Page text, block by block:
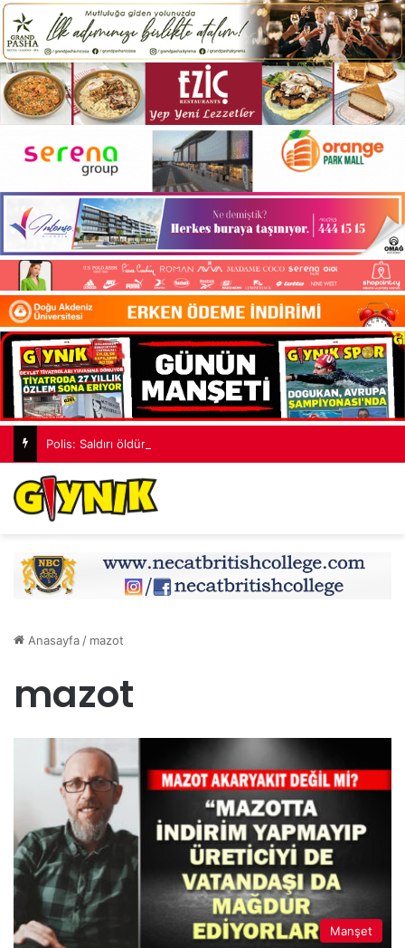
Polis: Saldırı öldürme kastıyla gerçekleştirildi
Anasayfa/ mazot
mazot
Manşet